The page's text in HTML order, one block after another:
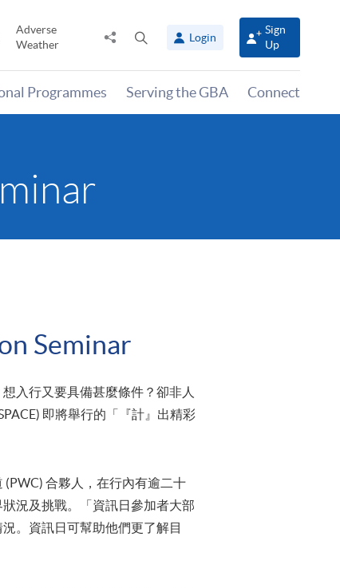
Adverse
Weather
Share
panel
Login
Sign
Up
Programmes Serving the GBA Connect
Seminar
入行又要具備甚麼條件？卻非人
即將舉行的「『計』出精彩
合夥人，在行內有逾二十
況及挑戰。「資訊日參加者大部
。資訊日可幫助他們更了解目